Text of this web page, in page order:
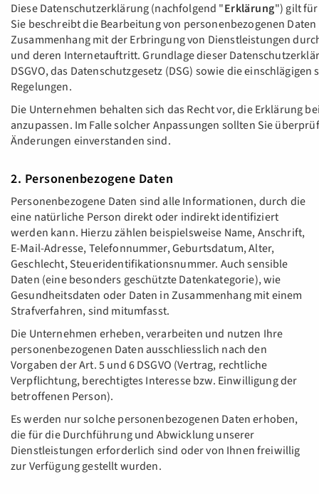
Diese Datenschutzerklärung (nachfolgend "Erklärung") gilt
Sie beschreibt die Bearbeitung von personenbezogenen
Zusammenhang mit der Erbringung von Dienstleistungen
und deren Internetauftritt. Grundlage dieser
DSGVO, das Datenschutzgesetz (DSG) sowie die
Regelungen.
Die Unternehmen behalten sich das Recht vor, die Erklärung
anzupassen. Im Falle solcher Anpassungen sollten Sie
Änderungen einverstanden sind.
2. Personenbezogene Daten
Personenbezogene Daten sind alle Informationen, durch die
eine natürliche Person direkt oder indirekt identifiziert
werden kann. Hierzu zählen beispielsweise Name, Anschrift,
E-Mail-Adresse, Telefonnummer, Geburtsdatum, Alter,
Geschlecht, Steueridentifikationsnummer. Auch sensible
Daten (eine besonders geschützte Datenkategorie), wie
Gesundheitsdaten oder Daten in Zusammenhang mit einem
Strafverfahren, sind mitumfasst.
Die Unternehmen erheben, verarbeiten und nutzen Ihre
personenbezogenen Daten ausschliesslich nach den
Vorgaben der Art. 5 und 6 DSGVO (Vertrag, rechtliche
Verpflichtung, berechtigtes Interesse bzw. Einwilligung der
betroffenen Person).
Es werden nur solche personenbezogenen Daten erhoben,
die für die Durchführung und Abwicklung unserer
Dienstleistungen erforderlich sind oder von Ihnen freiwillig
zur Verfügung gestellt wurden.